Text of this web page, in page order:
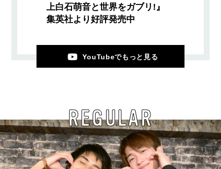
上白石萌音と世界をガブリ!』
集英社より好評発売中
YouTubeでもっと見る
REGULAR